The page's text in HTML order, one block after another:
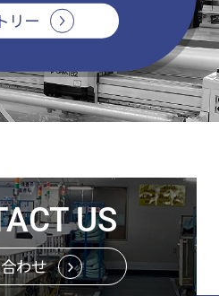
リー
US
わせ